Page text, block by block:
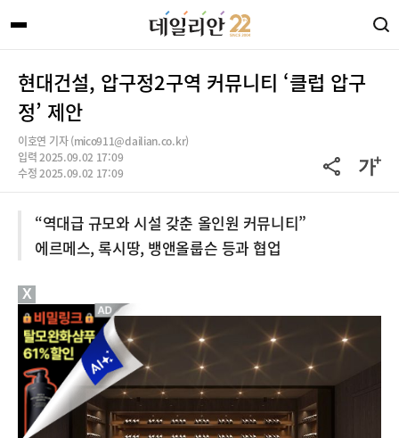
현대건설, 압구정2구역 커뮤니티 ‘클럽 압구
정’ 제안
이호연 기자 (mico911@dailian.co.kr)
입력 2025.09.02 17:09
수정 2025.09.02 17:09
“역대급 규모와 시설 갖춘 올인원 커뮤니티”
에르메스, 록시땅, 뱅앤올룹슨 등과 협업
X